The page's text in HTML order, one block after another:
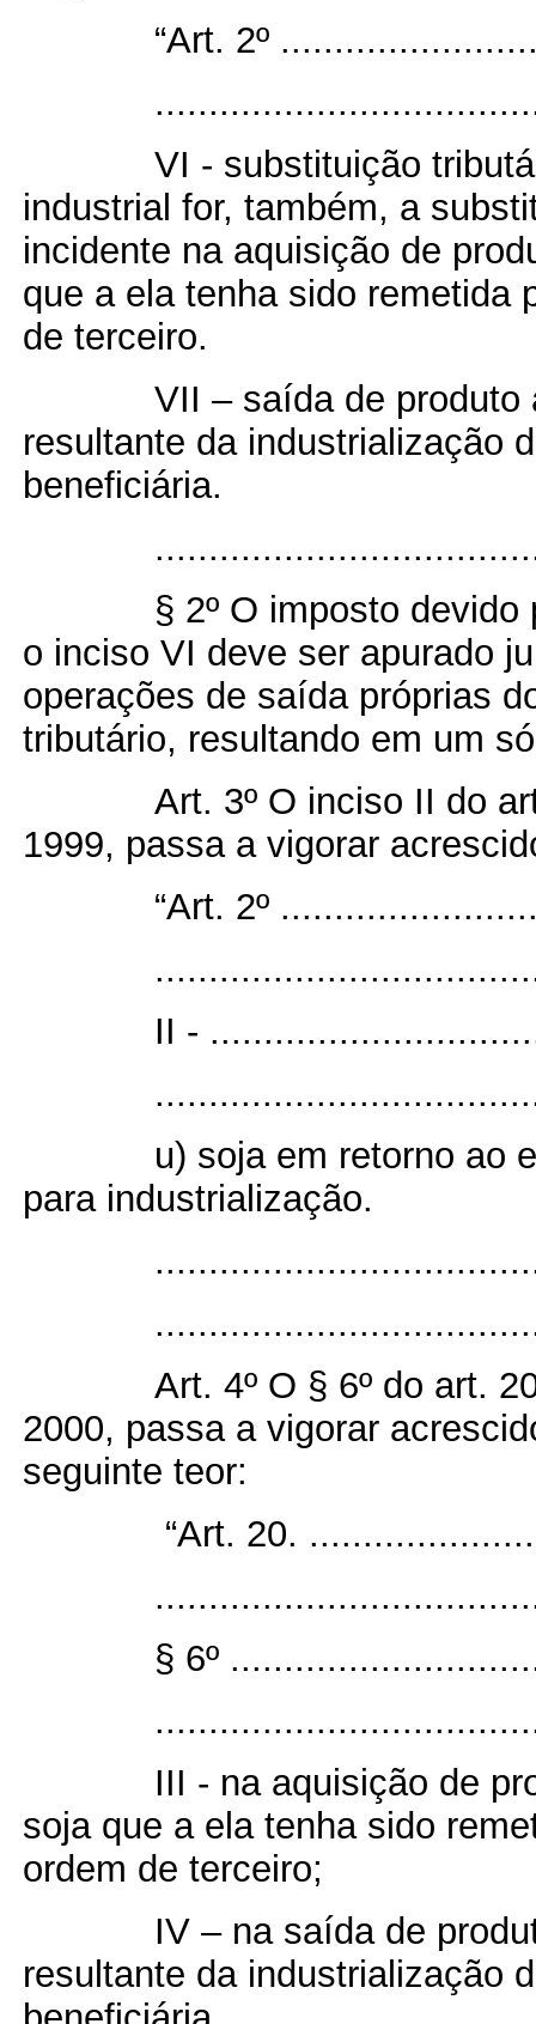
“Art. 2º
VI - substituição
industrial for, também, a
incidente na aquisição de
que a ela tenha sido remetida
de terceiro.
VII – saída de produto
resultante da industrialização
beneficiária.
§ 2º O imposto
o inciso VI deve ser apurado
operações de saída próprias
tributário, resultando em um
Art. 3º O inciso II do
1999, passa a vigorar
“Art. 2º
II -
u) soja em retorno ao
para industrialização.
Art. 4º O § 6º do art.
2000, passa a vigorar
seguinte teor:
“Art. 20.
§ 6º
III - na aquisição de
soja que a ela tenha sido
ordem de terceiro;
IV – na saída de
resultante da industrialização